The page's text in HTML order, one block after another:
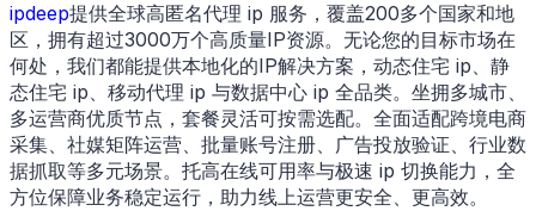
ipdeep提供全球高匿名代理 ip 服务，覆盖200多个国家和地
区，拥有超过3000万个高质量IP资源。无论您的目标市场在
何处，我们都能提供本地化的IP解决方案，动态住宅 ip、静
态住宅 ip、移动代理 ip 与数据中心 ip 全品类。坐拥多城市、
多运营商优质节点，套餐灵活可按需选配。全面适配跨境电商
采集、社媒矩阵运营、批量账号注册、广告投放验证、行业数
据抓取等多元场景。​托高在线可用率与极速 ip 切换能力，全
方位保障业务稳定运行，助力线上运营更安全、更高效。